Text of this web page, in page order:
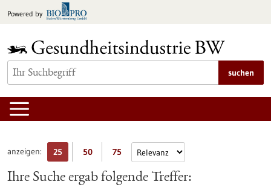
Inhalt
Powered by
suchen
anzeigen: 25 50 75
Ihre Suche ergab folgende Treffer: